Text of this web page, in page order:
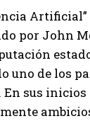
Artificial”
por John
uno de los
En sus